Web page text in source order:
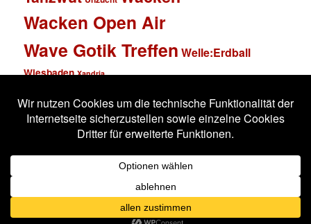
Wacken Open Air
Wave Gotik Treffen Welle:Erdball
Wiesbaden Xandria
Impressum
Stolz präsentiert von WordPress